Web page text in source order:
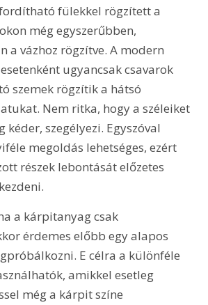
fülekkel rögzített a
még egyszerűbben,
a vázhoz rögzítve. A modern
ugyancsak csavarok
szemek rögzítik a hátsó
Nem ritka, hogy a széleiket
szegélyezi. Egyszóval
megoldás lehetséges, ezért
részek lebontását előzetes
a kárpitanyag csak
érdemes előbb egy alapos
E célra a különféle
amikkel esetleg
még a kárpit színe